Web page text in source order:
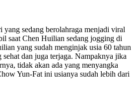
sedang berolahraga menjadi viral
saat Chen Huilian sedang jogging di
yang sudah menginjak usia 60 tahun
dan juga terjaga. Nampaknya jika
tidak akan ada yang menyangka
Yun-Fat ini usianya sudah lebih dari